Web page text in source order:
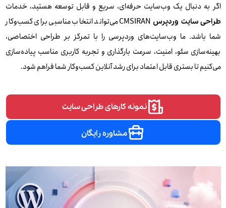
اگر به دنبال یک وب‌سایت حرفه‌ای، سریع و قابل توسعه هستید، خدمات
طراحی سایت وردپرس
CMSIRAN می‌تواند انتخاب مناسبی برای کسب‌وکار
شما باشد. ما وب‌سایت‌های وردپرسی را با تمرکز بر طراحی اختصاصی،
بهینه‌سازی سئو، امنیت، سرعت بارگذاری و تجربه کاربری مناسب پیاده‌سازی
می‌کنیم تا بستری قابل اعتماد برای رشد آنلاین کسب‌وکار شما فراهم شود.
نمونه کارهای طراحی سایت
مشاوره رایگان